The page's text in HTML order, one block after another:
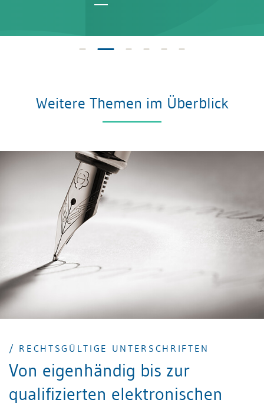
Weitere Themen im Überblick
/ RECHTSGÜLTIGE UNTERSCHRIFTEN
Von eigenhändig bis zur
qualifizierten elektronischen